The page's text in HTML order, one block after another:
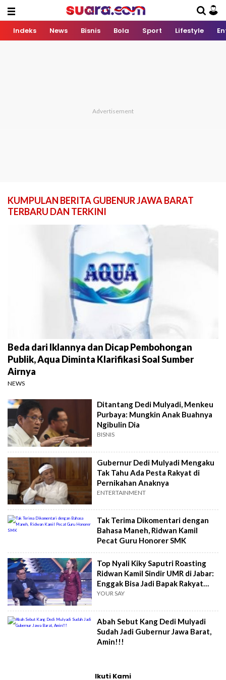
Indeks News Bisnis Bola Sport Lifestyle
KUMPULAN BERITA GUBENUR JAWA BARAT
TERBARU DAN TERKINI
Beda dari Iklannya dan Dicap Pembohongan
Publik, Aqua Diminta Klarifikasi Soal Sumber
Airnya
NEWS
Ditantang Dedi Mulyadi, Menkeu
Purbaya: Mungkin Anak Buahnya
Ngibulin Dia
BISNIS
Gubernur Dedi Mulyadi Mengaku
Tak Tahu Ada Pesta Rakyat di
Pernikahan Anaknya
ENTERTAINMENT
Tak Terima Dikomentari dengan
Bahasa Maneh, Ridwan Kamil
Pecat Guru Honorer SMK
Top Nyali Kiky Saputri Roasting
Ridwan Kamil Sindir UMR di Jabar:
Enggak Bisa Jadi Bapak Rakyat
Kecil
YOUR SAY
Abah Sebut Kang Dedi Mulyadi
Sudah Jadi Gubernur Jawa Barat,
Amin!!!
Ikuti Kami